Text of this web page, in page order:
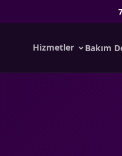
Hizmetler Bakım